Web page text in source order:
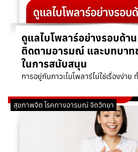
ดูแลไบโพลาร์อย่างรอบด้าน
ติดตามอารมณ์ และบทบาท
ในการสนับสนุน
การอยู่กับภาวะไบโพลาร์ไม่ใช่เรื่องง่า
สุขภาพจิต โรคทางอารมณ์ จิตวิทยา